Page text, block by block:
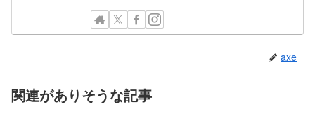
axe
関連がありそうな記事